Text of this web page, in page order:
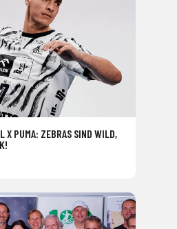
X PUMA: ZEBRAS SIND WILD,